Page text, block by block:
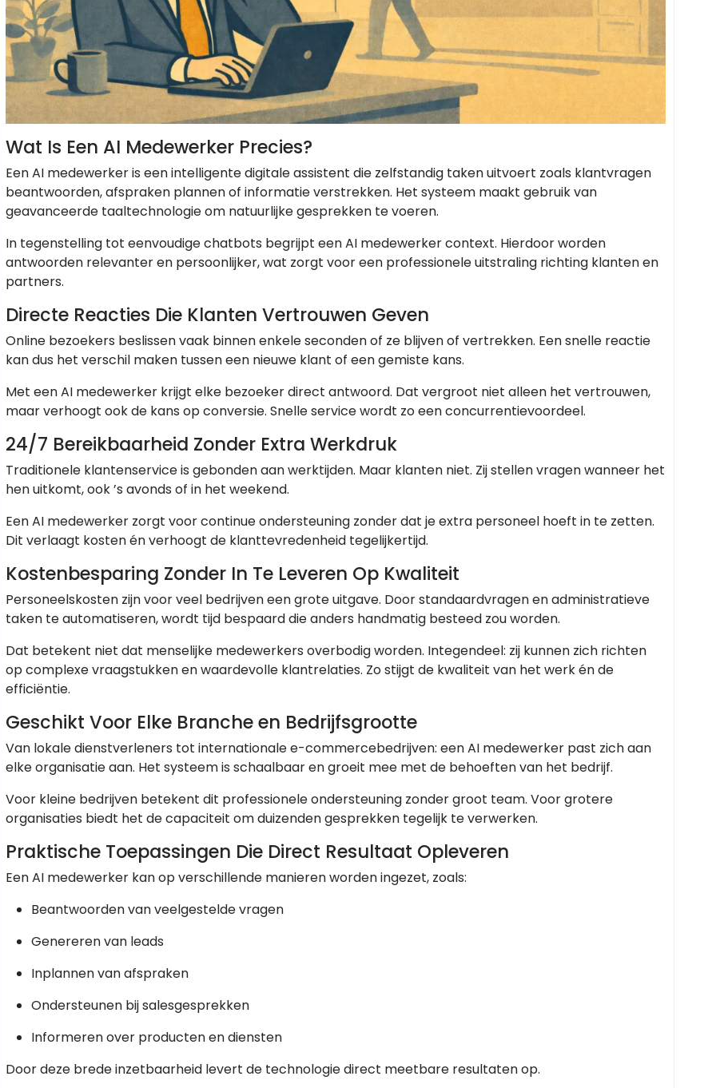
Wat Is Een AI Medewerker Precies?
Een AI medewerker is een intelligente digitale assistent die zelfstandig taken uitvoert zoals klantvragen
beantwoorden, afspraken plannen of informatie verstrekken. Het systeem maakt gebruik van
geavanceerde taaltechnologie om natuurlijke gesprekken te voeren.
In tegenstelling tot eenvoudige chatbots begrijpt een AI medewerker context. Hierdoor worden
antwoorden relevanter en persoonlijker, wat zorgt voor een professionele uitstraling richting klanten en
partners.
Directe Reacties Die Klanten Vertrouwen Geven
Online bezoekers beslissen vaak binnen enkele seconden of ze blijven of vertrekken. Een snelle reactie
kan dus het verschil maken tussen een nieuwe klant of een gemiste kans.
Met een AI medewerker krijgt elke bezoeker direct antwoord. Dat vergroot niet alleen het vertrouwen,
maar verhoogt ook de kans op conversie. Snelle service wordt zo een concurrentievoordeel.
24/7 Bereikbaarheid Zonder Extra Werkdruk
Traditionele klantenservice is gebonden aan werktijden. Maar klanten niet. Zij stellen vragen wanneer het
hen uitkomt, ook ’s avonds of in het weekend.
Een AI medewerker zorgt voor continue ondersteuning zonder dat je extra personeel hoeft in te zetten.
Dit verlaagt kosten én verhoogt de klanttevredenheid tegelijkertijd.
Kostenbesparing Zonder In Te Leveren Op Kwaliteit
Personeelskosten zijn voor veel bedrijven een grote uitgave. Door standaardvragen en administratieve
taken te automatiseren, wordt tijd bespaard die anders handmatig besteed zou worden.
Dat betekent niet dat menselijke medewerkers overbodig worden. Integendeel: zij kunnen zich richten
op complexe vraagstukken en waardevolle klantrelaties. Zo stijgt de kwaliteit van het werk én de
efficiëntie.
Geschikt Voor Elke Branche en Bedrijfsgrootte
Van lokale dienstverleners tot internationale e-commercebedrijven: een AI medewerker past zich aan
elke organisatie aan. Het systeem is schaalbaar en groeit mee met de behoeften van het bedrijf.
Voor kleine bedrijven betekent dit professionele ondersteuning zonder groot team. Voor grotere
organisaties biedt het de capaciteit om duizenden gesprekken tegelijk te verwerken.
Praktische Toepassingen Die Direct Resultaat Opleveren
Een AI medewerker kan op verschillende manieren worden ingezet, zoals:
Beantwoorden van veelgestelde vragen
Genereren van leads
Inplannen van afspraken
Ondersteunen bij salesgesprekken
Informeren over producten en diensten
Door deze brede inzetbaarheid levert de technologie direct meetbare resultaten op.